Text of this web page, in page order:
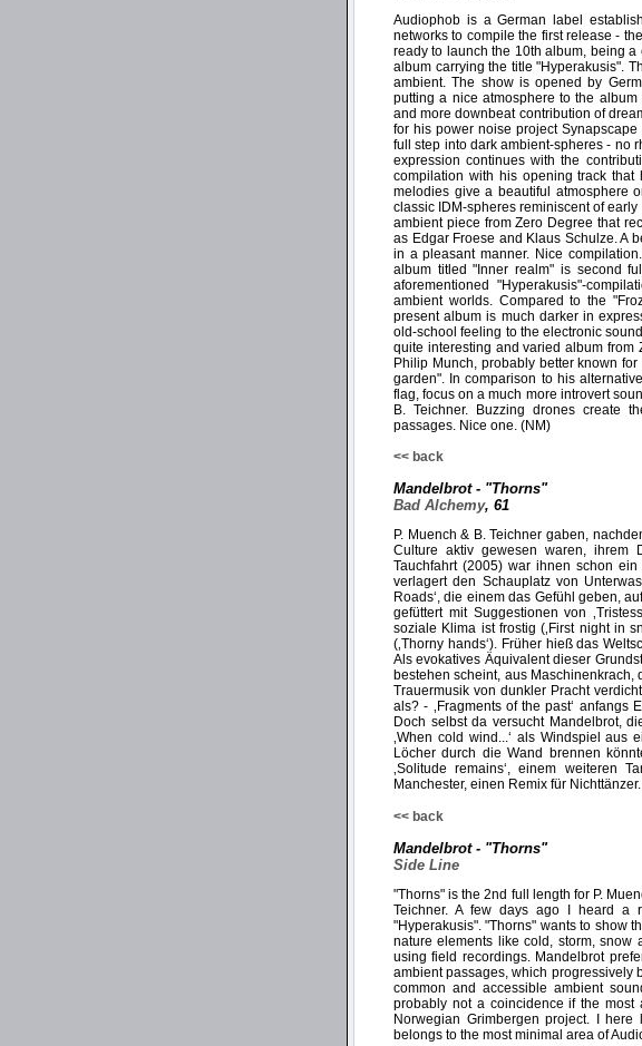
Audiophob is a German label
networks to compile the first release -
ready to launch the 10th album, being
album carrying the title "Hyperakusis".
ambient. The show is opened by
putting a nice atmosphere to the
and more downbeat contribution of
for his power noise project
full step into dark ambient-spheres - no
expression continues with the
compilation with his opening track
melodies give a beautiful atmosphere
classic IDM-spheres reminiscent of
ambient piece from Zero Degree that
as Edgar Froese and Klaus Schulze. A
in a pleasant manner. Nice
album titled "Inner realm" is second
aforementioned "Hyperakusis"-
ambient worlds. Compared to the
present album is much darker in
old-school feeling to the electronic
quite interesting and varied album from
Philip Munch, probably better known
garden". In comparison to his
flag, focus on a much more introvert
B. Teichner. Buzzing drones create
passages. Nice one. (NM)
<< back
Mandelbrot - "Thorns"
Bad Alchemy, 61
P. Muench & B. Teichner gaben,
Culture aktiv gewesen waren, ihrem
Tauchfahrt (2005) war ihnen schon
verlagert den Schauplatz von
Roads‘, die einem das Gefühl geben,
gefüttert mit Suggestionen von
soziale Klima ist frostig (‚First night in
(‚Thorny hands‘). Früher hieß das
Als evokatives Äquivalent dieser
bestehen scheint, aus Maschinenkrach,
Trauermusik von dunkler Pracht
als? - ‚Fragments of the past‘ anfangs
Doch selbst da versucht Mandelbrot,
‚When cold wind...‘ als Windspiel aus
Löcher durch die Wand brennen
‚Solitude remains‘, einem weiteren
Manchester, einen Remix für
<< back
Mandelbrot - "Thorns"
Side Line
"Thorns" is the 2nd full length for P.
Teichner. A few days ago I heard a
"Hyperakusis". "Thorns" wants to show
nature elements like cold, storm, snow
using field recordings. Mandelbrot
ambient passages, which progressively
common and accessible ambient
probably not a coincidence if the
Norwegian Grimbergen project. I
belongs to the most minimal area of